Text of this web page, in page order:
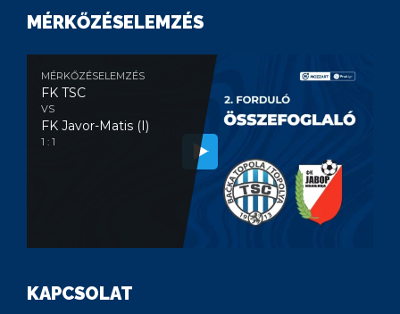
MÉRKŐZÉSELEMZÉS
MÉRKŐZÉSELEMZÉS
FK TSC
VS
FK Javor-Matis (I)
1 : 1
KAPCSOLAT